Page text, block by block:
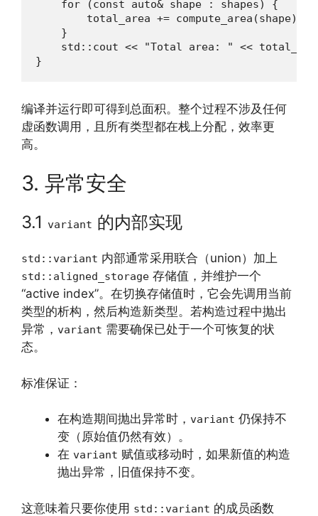
    for (const auto& shape : shapes) {
        total_area += compute_area(shape);
    }
std::cout << "Total area: " <<
}
编译并运行即可得到总面积。整个过程不涉及任何
虚函数调用，且所有类型都在栈上分配，效率更
高。
3. 异常安全
3.1 variant 的内部实现
std::variant 内部通常采用联合（union）加上
std::aligned_storage 存储值，并维护一个
“active index”。在切换存储值时，它会先调用当前
类型的析构，然后构造新类型。若构造过程中抛出
异常， variant 需要确保已处于一个可恢复的状
态。
标准保证：
在构造期间抛出异常时， variant 仍保持不
变（原始值仍然有效）。
在 variant 赋值或移动时，如果新值的构造
抛出异常，旧值保持不变。
这意味着只要你使用 std::variant 的成员函数